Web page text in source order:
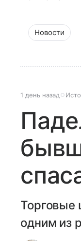
Новости
1 день назад
Торговые
одним из